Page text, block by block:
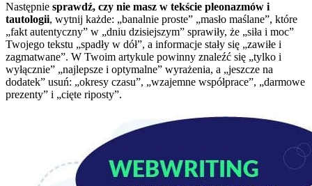
Następnie sprawdź, czy nie masz w tekście pleonazmów i
tautologii, wytnij każde: „banalnie proste” „masło maślane”, które
„fakt autentyczny” w „dniu dzisiejszym” sprawiły, że „siła i moc”
Twojego tekstu „spadły w dół”, a informacje stały się „zawiłe i
zagmatwane”. W Twoim artykule powinny znaleźć się „tylko i
wyłącznie” „najlepsze i optymalne” wyrażenia, a „jeszcze na
dodatek” usuń: „okresy czasu”, „wzajemne współprace”, „darmowe
prezenty” i „cięte riposty”.